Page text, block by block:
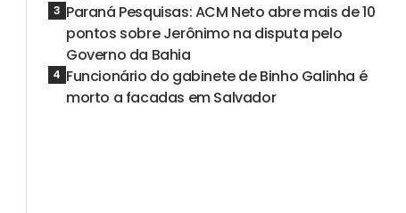
3 Paraná Pesquisas: ACM Neto abre mais de 10
pontos sobre Jerônimo na disputa pelo
Governo da Bahia
4 Funcionário do gabinete de Binho Galinha é
morto a facadas em Salvador